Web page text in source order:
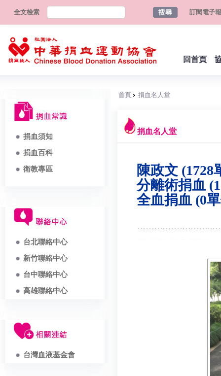
全文檢索 訂閱電子報
回首頁
捐血須知
捐血百科
衛教專區
台北聯絡中心
新竹聯絡中心
台中聯絡中心
高雄聯絡中心
台灣血液基金會
首頁 捐血名人堂
捐血名人堂
陳政文 (1728
分離術捐血
全血捐血 (0